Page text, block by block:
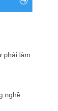
phải làm
nghề